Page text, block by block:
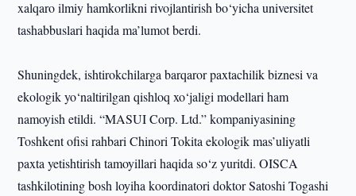
xalqaro ilmiy hamkorlikni rivojlantirish bo‘yicha universitet
tashabbuslari haqida ma’lumot berdi.
Shuningdek, ishtirokchilarga barqaror paxtachilik biznesi va
ekologik yo‘naltirilgan qishloq xo‘jaligi modellari ham
namoyish etildi. “MASUI Corp. Ltd.” kompaniyasining
Toshkent ofisi rahbari Chinori Tokita ekologik mas’uliyatli
paxta yetishtirish tamoyillari haqida so‘z yuritdi. OISCA
tashkilotining bosh loyiha koordinatori doktor Satoshi Togashi